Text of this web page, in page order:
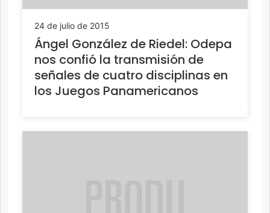
24 de julio de 2015
Ángel González de Riedel: Odepa
nos confió la transmisión de
señales de cuatro disciplinas en
los Juegos Panamericanos